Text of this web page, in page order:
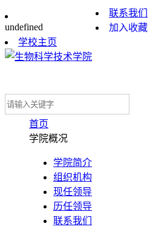
undefined
联系我们
加入收藏
学校主页
首页
学院概况
学院简介
组织机构
现任领导
历任领导
联系我们